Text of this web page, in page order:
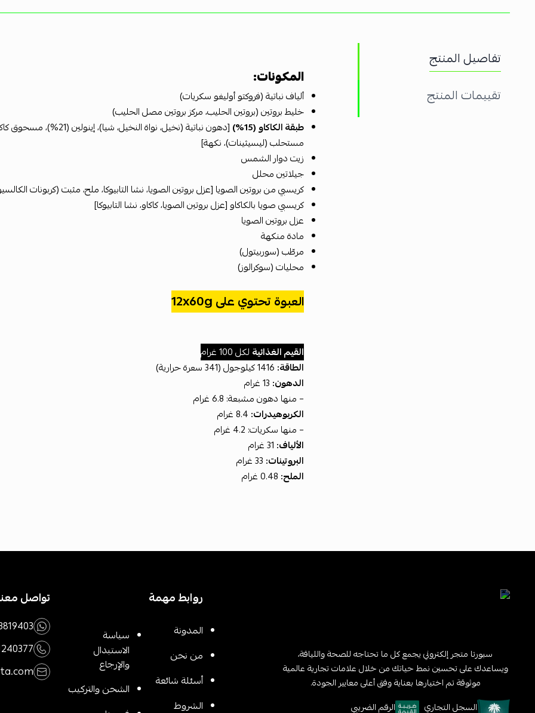
تفاصيل المنتج
تقييمات المنتج
المكونات:
ألياف نباتية (فروكتو أوليغو سكريات)
خليط بروتين (بروتين الحليب، مركز بروتين مصل الحليب)
طبقة الكاكاو (15%)
مستحلب (ليسيثينات)، نكهة]
زيت دوار الشمس
جيلاتين محلل
كريسبي من بروتين الصويا [عزل بروتين الصويا، نشا التابيوكا، ملح، مثبت (كربونات
كريسبي صويا بالكاكاو [عزل بروتين الصويا، كاكاو، نشا التابيوكا]
عزل بروتين الصويا
مادة منكهة
مرطّب (سوربيتول)
محليات (سوكرالوز)
العبوة تحتوي على 12x60g
القيم الغذائية لكل 100 غرام
الطاقة:
الدهون:
– منها دهون مشبعة: 6.8 غرام
الكربوهيدرات:
– منها سكريات: 4.2 غرام
الألياف:
البروتينات:
الملح:
سبورتا متجر إلكتروني يجمع كل ما تحتاجه للصحة واللياقة،
ويساعدك على تحسين نمط حياتك من خلال علامات تجارية عالمية
موثوقة تم اختيارها بعناية وفق أعلى معايير الجودة.
السجل التجاري
الرقم الضريبي
روابط مهمة
المدونة
من نحن
أسئلة شائعة
الشروط
سياسة
الاستبدال
والإرجاع
الشحن والتركيب
تواصل